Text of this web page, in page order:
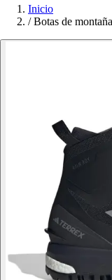
Inicio
/ Botas de